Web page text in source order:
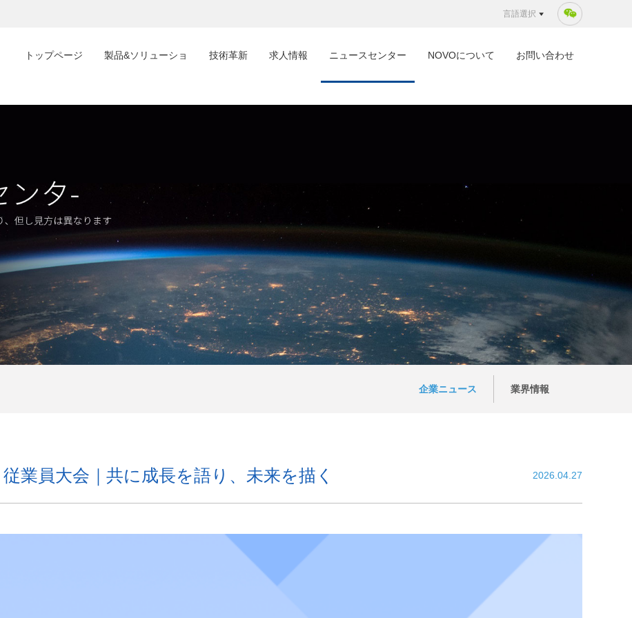
言語選択
トップページ 製品&ソリューショ 技術革新 求人情報 ニュースセンター NOVOについて お問い合わせ
企業ニュース 業界情報
従業員大会｜共に成長を語り、未来を描く 2026.04.27